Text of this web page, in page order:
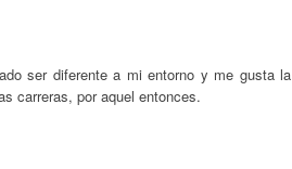
ser diferente a mi entorno y me gusta la
carreras, por aquel entonces.